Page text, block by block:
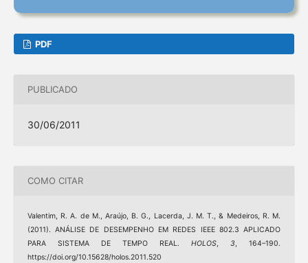
PDF
PUBLICADO
30/06/2011
COMO CITAR
Valentim, R. A. de M., Araújo, B. G., Lacerda, J. M. T., & Medeiros, R. M.
(2011). ANÁLISE DE DESEMPENHO EM REDES IEEE 802.3 APLICADO
PARA SISTEMA DE TEMPO REAL.HOLOS,3, 164–190.
https://doi.org/10.15628/holos.2011.520